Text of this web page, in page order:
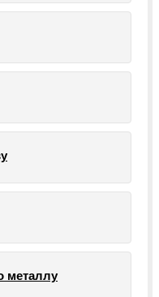
металлу